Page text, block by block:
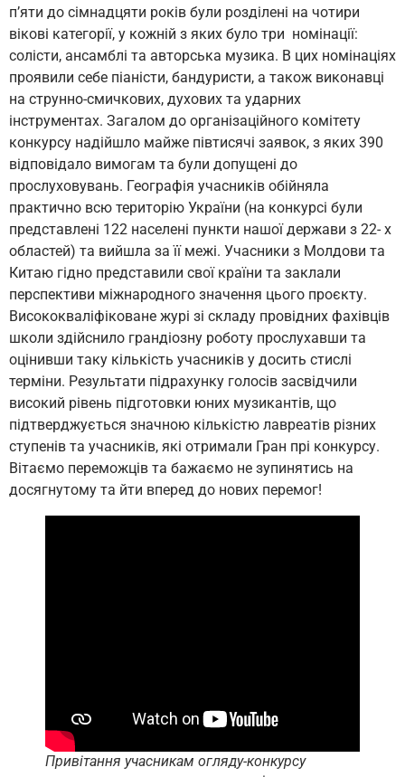
п’яти до сімнадцяти років були розділені на чотири
вікові категорії, у кожній з яких було три номінації:
солісти, ансамблі та авторська музика. В цих номінаціях
проявили себе піаністи, бандуристи, а також виконавці
на струнно-смичкових, духових та ударних
інструментах. Загалом до організаційного комітету
конкурсу надійшло майже півтисячі заявок, з яких 390
відповідало вимогам та були допущені до
прослуховувань. Географія учасників обійняла
практично всю територію України (на конкурсі були
представлені 122 населені пункти нашої держави з 22- х
областей) та вийшла за її межі. Учасники з Молдови та
Китаю гідно представили свої країни та заклали
перспективи міжнародного значення цього проєкту.
Висо­кокваліфіковане журі зі складу провідних фахівців
школи здійснило грандіозну роботу прослухавши та
оцінивши таку кількість учасників у досить стислі
терміни. Результати підрахунку голосів засвідчили
високий рівень підготовки юних музикантів, що
підтверджується значною кількістю лавреатів різних
ступенів та учасників, які отримали Гран прі конкурсу.
Вітаємо переможців та бажаємо не зупинятись на
досягнутому та йти вперед до нових перемог!
Привітання учасникам огляду-конкурсу